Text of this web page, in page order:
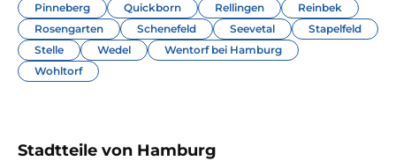
Pinneberg
Quickborn Rellingen
Reinbek
Rosengarten
Schenefeld Seevetal
Stapelfeld
Stelle
Wedel
Wentorf bei Hamburg
Wohltorf
Stadtteile von Hamburg